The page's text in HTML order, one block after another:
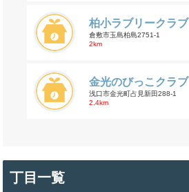
柏小ラブリークラブ
倉敷市玉島柏島2751-1
2km
金光のびっこクラブ
浅口市金光町占見新田288-1
2.4km
丁目一覧